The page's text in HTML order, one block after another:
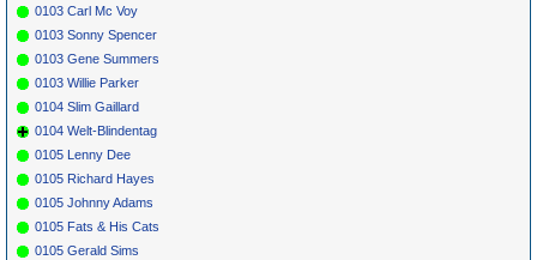
0103 Carl Mc Voy
0103 Sonny Spencer
0103 Gene Summers
0103 Willie Parker
0104 Slim Gaillard
0104 Welt-Blindentag
0105 Lenny Dee
0105 Richard Hayes
0105 Johnny Adams
0105 Fats & His Cats
0105 Gerald Sims